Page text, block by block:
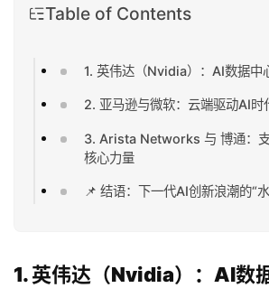
Table of Contents
1. 英伟达（Nvidia）：AI数据中
2. 亚马逊与微软：云端驱动AI时
3. Arista Networks 与 博通：
核心力量
📌 结语：下一代AI创新浪潮的“
1. 英伟达（Nvidia）：AI数